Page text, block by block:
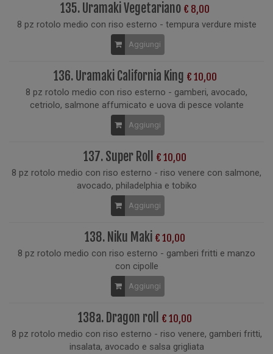
135. Uramaki Vegetariano € 8,00
8 pz rotolo medio con riso esterno - tempura verdure miste
Aggiungi
136. Uramaki California King € 10,00
8 pz rotolo medio con riso esterno - gamberi, avocado,
cetriolo, salmone affumicato e uova di pesce volante
Aggiungi
137. Super Roll € 10,00
8 pz rotolo medio con riso esterno - riso venere con salmone,
avocado, philadelphia e tobiko
Aggiungi
138. Niku Maki € 10,00
8 pz rotolo medio con riso esterno - gamberi fritti e manzo
con cipolle
Aggiungi
138a. Dragon roll € 10,00
8 pz rotolo medio con riso esterno - riso venere, gamberi fritti,
insalata, avocado e salsa grigliata